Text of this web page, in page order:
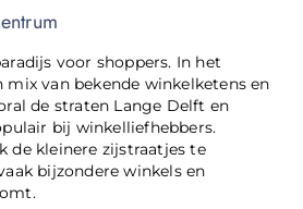
voor shoppers. In het
van bekende winkelketens en
de straten Lange Delft en
bij winkelliefhebbers.
de kleinere zijstraatjes te
bijzondere winkels en